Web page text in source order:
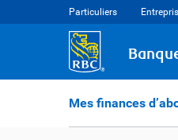
Particuliers
Mes finances